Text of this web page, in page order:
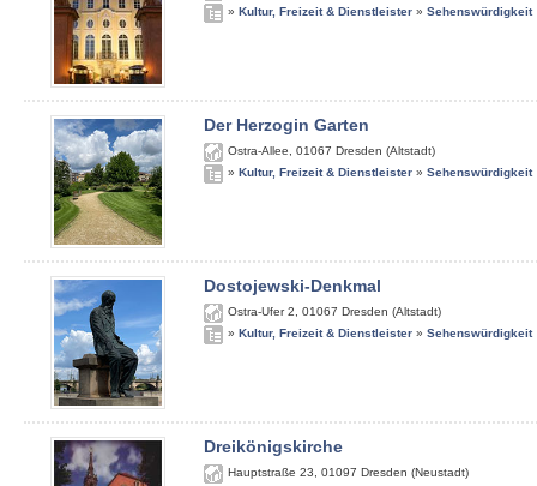
» Kultur, Freizeit & Dienstleister » Sehenswürdigkeit
Der Herzogin Garten
Ostra-Allee 01067 Dresden (Altstadt)
» Kultur, Freizeit & Dienstleister » Sehenswürdigkeit
Dostojewski-Denkmal
Ostra-Ufer 2 01067 Dresden (Altstadt)
» Kultur, Freizeit & Dienstleister » Sehenswürdigkeit
Dreikönigskirche
Hauptstraße 23 01097 Dresden (Neustadt)